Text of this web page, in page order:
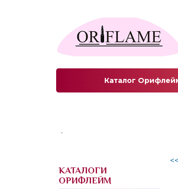
Каталог
.
КАТАЛОГИ
ОРИФЛЕЙМ